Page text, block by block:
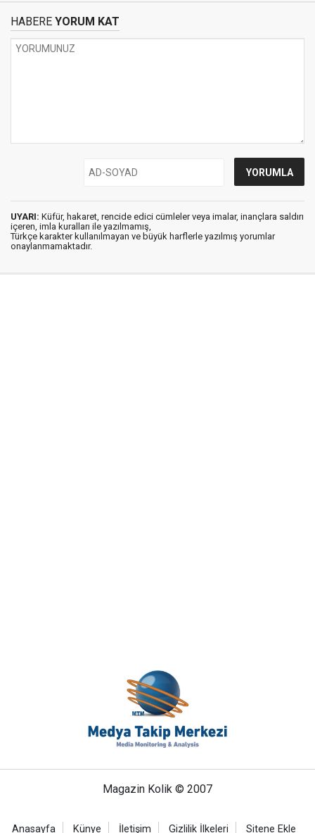
HABERE YORUM KAT
UYARI: Küfür, hakaret, rencide edici cümleler veya imalar, inançlara saldırı
içeren, imla kuralları ile yazılmamış,
Türkçe karakter kullanılmayan ve büyük harflerle yazılmış yorumlar
onaylanmamaktadır.
Magazin Kolik © 2007
Anasayfa Künye İletişim Gizlilik İlkeleri Sitene Ekle